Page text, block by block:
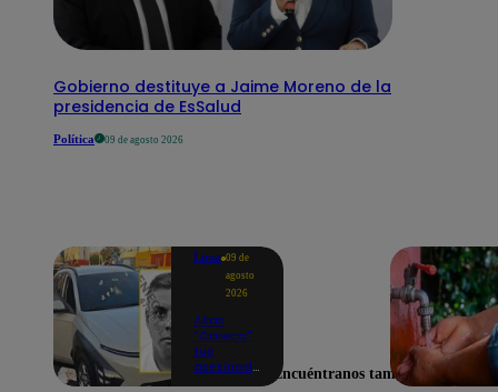
Gobierno destituye a Jaime Moreno de la
presidencia de EsSalud
Política 09 de agosto 2026
Lima 09 de
agosto
2026
Alias
"Careca"
fue
asesinado
Encuéntranos también en